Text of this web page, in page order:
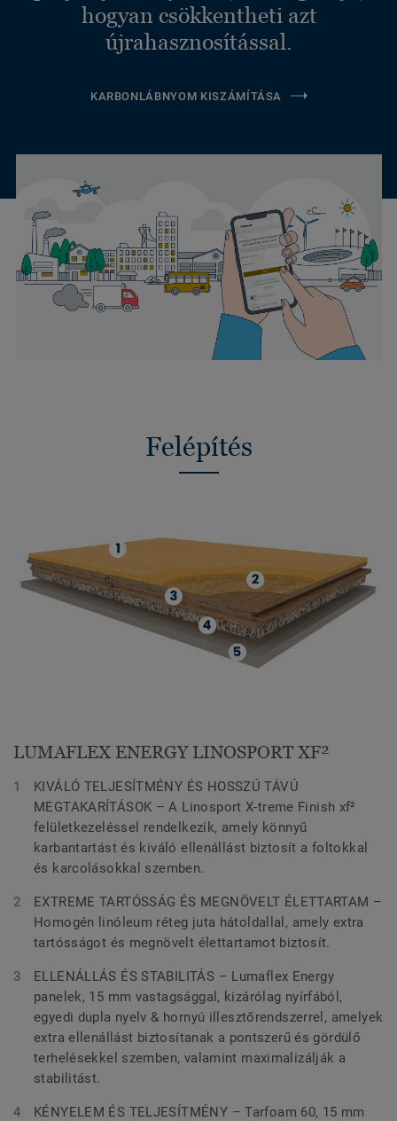
hogyan csökkentheti azt
újrahasznosítással.
KARBONLÁBNYOM KISZÁMÍTÁSA
Felépítés
LUMAFLEX ENERGY LINOSPORT XF²
KIVÁLÓ TELJESÍTMÉNY ÉS HOSSZÚ TÁVÚ
MEGTAKARÍTÁSOK – A Linosport X-treme Finish xf²
felületkezeléssel rendelkezik, amely könnyű
karbantartást és kiváló ellenállást biztosít a foltokkal
és karcolásokkal szemben.
EXTREME TARTÓSSÁG ÉS MEGNÖVELT ÉLETTARTAM –
Homogén linóleum réteg juta hátoldallal, amely extra
tartósságot és megnövelt élettartamot biztosít.
ELLENÁLLÁS ÉS STABILITÁS – Lumaflex Energy
panelek, 15 mm vastagsággal, kizárólag nyírfából,
egyedi dupla nyelv & hornyú illesztőrendszerrel, amelyek
extra ellenállást biztosítanak a pontszerű és gördülő
terhelésekkel szemben, valamint maximalizálják a
stabilitást.
KÉNYELEM ÉS TELJESÍTMÉNY – Tarfoam 60, 15 mm